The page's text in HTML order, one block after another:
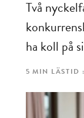
Två
ha koll på
5 MIN LÄSTID